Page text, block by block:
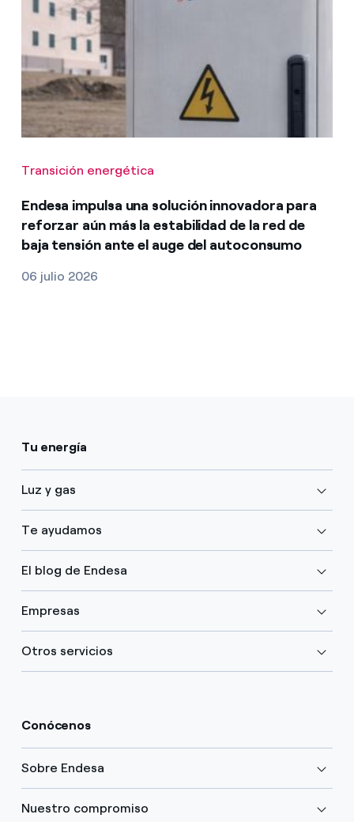
Transición energética
Endesa impulsa una solución innovadora para
reforzar aún más la estabilidad de la red de
baja tensión ante el auge del autoconsumo
06 julio 2026
Tu energía
Luz y gas
Te ayudamos
El blog de Endesa
Empresas
Otros servicios
Conócenos
Sobre Endesa
Nuestro compromiso